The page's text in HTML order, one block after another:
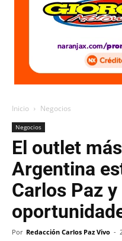
Inicio Negocios
Negocios
El outlet
Argentina
Carlos Paz
Por Redacción Carlos Paz Vivo -